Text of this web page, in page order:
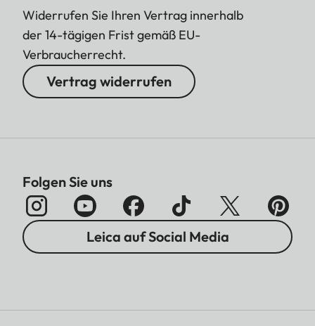
Widerrufen Sie Ihren Vertrag innerhalb
der 14-tägigen Frist gemäß EU-
Verbraucherrecht.
Vertrag widerrufen
Folgen Sie uns
Leica auf Social Media